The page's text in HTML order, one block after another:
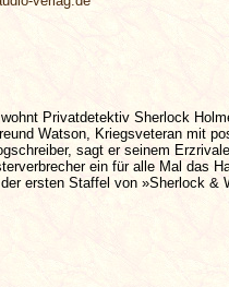
Privatdetektiv Sherlock
Watson, Kriegsveteran mit
sagt er seinem
ein für alle Mal das
ersten Staffel von »Sherlock &